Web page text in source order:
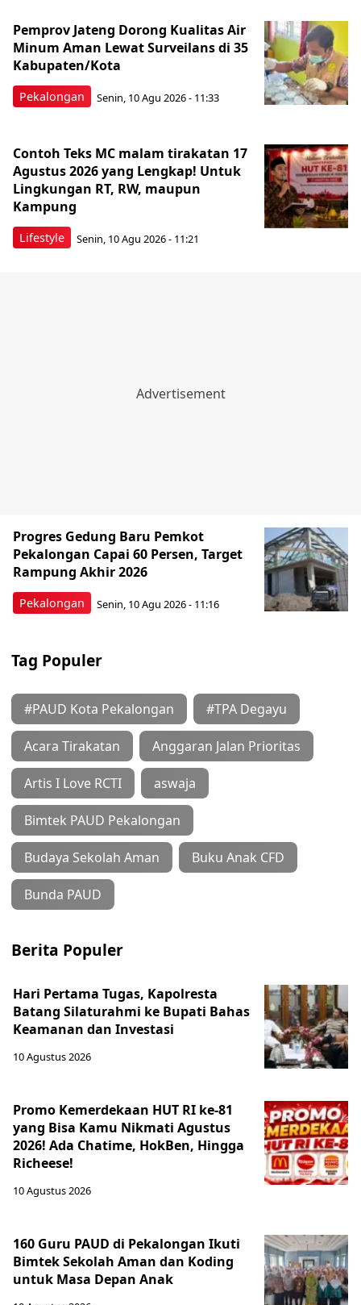
Pekalongan
Pemprov Jateng Dorong Kualitas Air
Minum Aman Lewat Surveilans di 35
Kabupaten/Kota
Senin, 10 Agu 2026 - 11:33
Lifestyle
Contoh Teks MC malam tirakatan 17
Agustus 2026 yang Lengkap! Untuk
Lingkungan RT, RW, maupun
Kampung
Senin, 10 Agu 2026 - 11:21
Pekalongan
Progres Gedung Baru Pemkot
Pekalongan Capai 60 Persen, Target
Rampung Akhir 2026
Senin, 10 Agu 2026 - 11:16
Tag Populer
#PAUD Kota Pekalongan #TPA Degayu
Acara Tirakatan Anggaran Jalan Prioritas
Artis I Love RCTI aswaja
Bimtek PAUD Pekalongan
Budaya Sekolah Aman Buku Anak CFD
Bunda PAUD
Berita Populer
Hari Pertama Tugas, Kapolresta
Batang Silaturahmi ke Bupati Bahas
Keamanan dan Investasi
10 Agustus 2026
Promo Kemerdekaan HUT RI ke-81
yang Bisa Kamu Nikmati Agustus
2026! Ada Chatime, HokBen, Hingga
Richeese!
10 Agustus 2026
160 Guru PAUD di Pekalongan Ikuti
Bimtek Sekolah Aman dan Koding
untuk Masa Depan Anak